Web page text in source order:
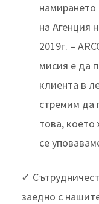
на Агенция
2019г. –
мисия е да
клиента в
стремим да
това,
се
✓
заедно с